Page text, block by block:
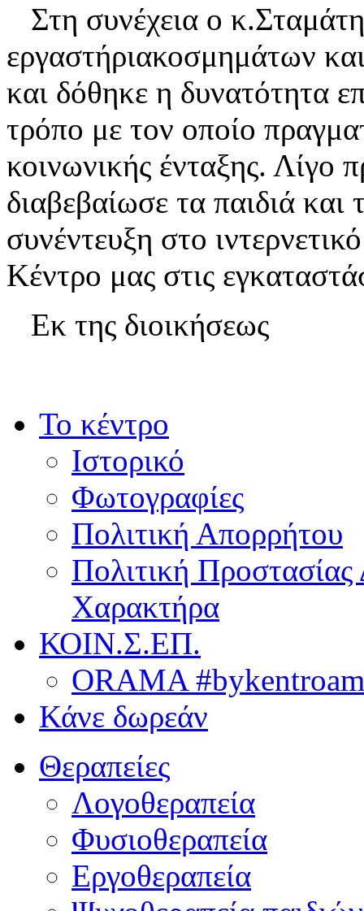
Στη συνέχεια ο
εργαστήριακοσμημάτων
και δόθηκε η δυνατότητα
τρόπο με τον οποίο
κοινωνικής ένταξης. Λίγο
διαβεβαίωσε τα παιδιά και
συνέντευξη στο
Κέντρο μας στις
Εκ της διοικήσεως
Το κέντρο
Ιστορικό
Φωτογραφίες
Πολιτική Απορρήτου
Πολιτική
Χαρακτήρα
ΚΟΙΝ.Σ.ΕΠ.
ORAMA
Κάνε δωρεάν
Θεραπείες
Λογοθεραπεία
Φυσιοθεραπεία
Εργοθεραπεία